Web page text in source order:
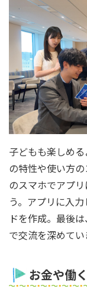
子どもも楽しめ
の特性や使い方
のスマホでアプ
う。アプリに入
ドを作成。最後
で交流を深めてい
お金や働